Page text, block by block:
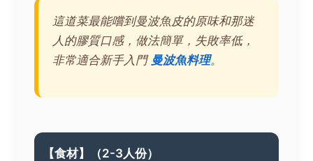
這道菜最能嚐到曼波魚皮的原味和那迷
人的膠質口感，做法簡單，失敗率低，
非常適合新手入門 曼波魚料理。
【食材】（2-3人份）